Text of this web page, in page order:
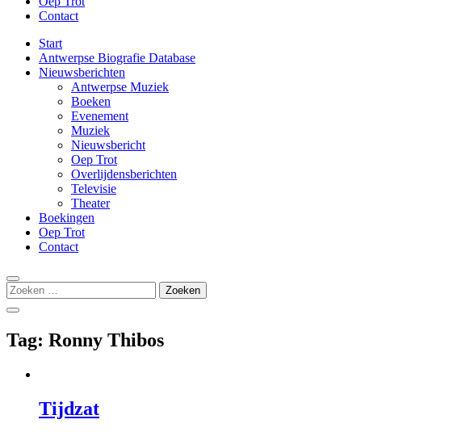
Contact
Start
Antwerpse Biografie Database
Nieuwsberichten
Antwerpse Muziek
Boeken
Evenement
Muziek
Nieuwsbericht
Oep Trot
Overlijdensberichten
Televisie
Theater
Boekingen
Oep Trot
Contact
Zoeken
naar:
Tag: Ronny Thibos
Tijdzat